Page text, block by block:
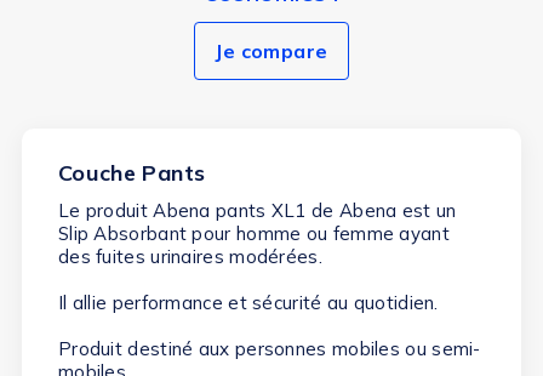
Je compare
Couche Pants
Le produitAbena pants XL1 de Abena est un
Slip Absorbant pour homme ou femme ayant
desfuites urinaires modérées.
Il allie performance et sécurité au quotidien.
Produit destiné aux personnes mobiles ou semi-